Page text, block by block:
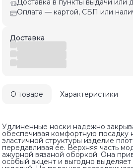
Доставка в пункты выдачи или
Оплата — картой, СБП или
Доставка
О товаре Характеристики
Удлиненные носки надежно
обеспечивая комфортную посадку
эластичной структуры изделие
передавливая ее. Верхняя часть
ажурной вязаной оборкой. Она
особый акцент и выгодно